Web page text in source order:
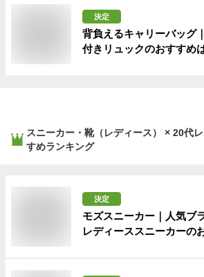
決定
背負えるキャリーバッグ
付きリュックのおすすめ
スニーカー・靴（レディース） × 20代
すめランキング
決定
モズスニーカー｜人気ブ
レディーススニーカーの